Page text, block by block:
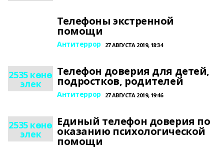
Телефоны экстренной
помощи
Антитеррор 27 АВГУСТА 2019, 18:34
2535 көнө
элек
Телефон доверия для детей,
подростков, родителей
Антитеррор 27 АВГУСТА 2019, 19:46
2535 көнө
элек
Единый телефон доверия по
оказанию психологической
помощи